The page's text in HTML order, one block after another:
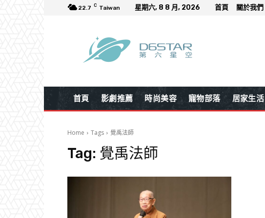
22.7 C Taiwan 星期六, 8 8 月, 2026 首頁 關於我們
首頁 影劇推薦 時尚美容 寵物部落 居家生活
Home Tags 覺禹法師
Tag: 覺禹法師